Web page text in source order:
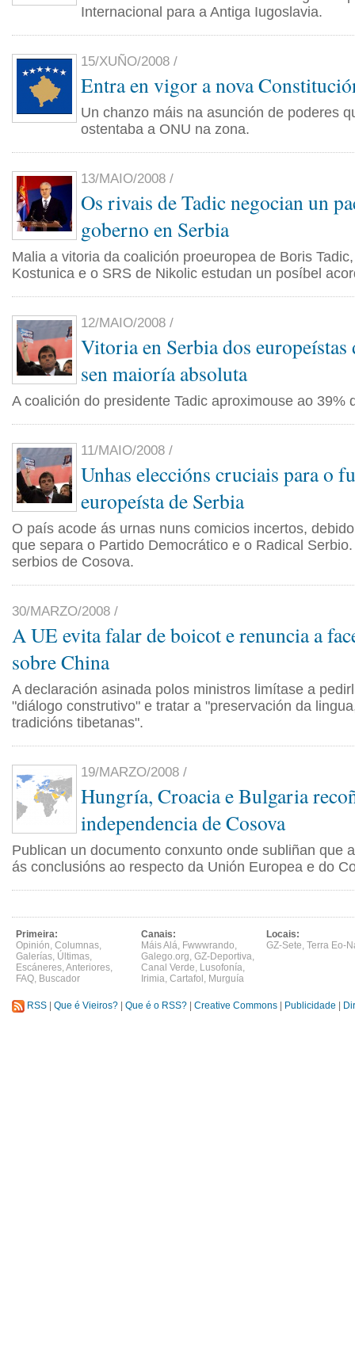
Internacional para a Antiga Iugoslavia.
15/XUÑO/2008 /
Entra en vigor a nova
Un chanzo máis na asunción de poderes
ostentaba a ONU na zona.
13/MAIO/2008 /
Os rivais de Tadic negocian un
goberno en Serbia
Malia a vitoria da coalición proeuropea de Boris
Kostunica e o SRS de Nikolic estudan un posíbel
12/MAIO/2008 /
Vitoria en Serbia dos europeístas
sen maioría absoluta
A coalición do presidente Tadic aproximouse ao 39%
11/MAIO/2008 /
Unhas eleccións cruciais para o
europeísta de Serbia
O país acode ás urnas nuns comicios incertos,
que separa o Partido Democrático e o Radical
serbios de Cosova.
30/MARZO/2008 /
A UE evita falar de boicot e renuncia a
sobre China
A declaración asinada polos ministros limítase a
"diálogo construtivo" e tratar a "preservación da
tradicións tibetanas".
19/MARZO/2008 /
Hungría, Croacia e Bulgaria
independencia de Cosova
Publican un documento conxunto onde subliñan que
ás conclusións ao respecto da Unión Europea e do
Primeira:
Opinión, Columnas,
Galerías, Últimas,
Escáneres,Anteriores,
FAQ, Buscador
Canais:
Máis Alá, Fwwwrando,
Galego.org, GZ-Deportiva,
Canal Verde, Lusofonía,
Irimia, Cartafol , Murguía
Locais:
GZ-Sete, Terra Eo-
RSS Que é Vieiros? Que é o RSS? Creative Commons Publicidade